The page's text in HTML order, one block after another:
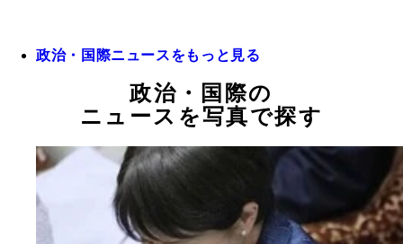
政治・国際ニュースをもっと見る
政治・国際の
ニュースを写真で探す